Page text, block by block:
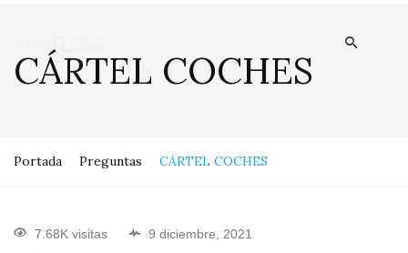
CÁRTEL COCHES
Portada Preguntas CÁRTEL COCHES
7.68K visitas 9 diciembre, 2021